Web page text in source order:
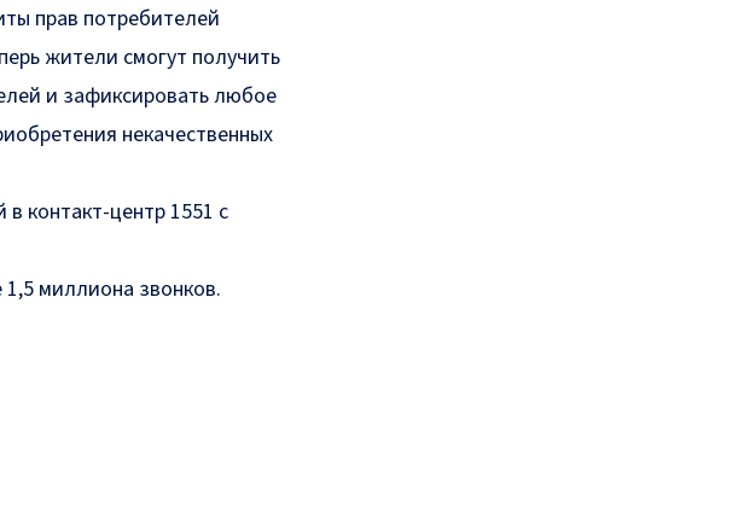
прав потребителей
жители смогут получить
и зафиксировать любое
некачественных
контакт-центр 1551 с
миллиона звонков.